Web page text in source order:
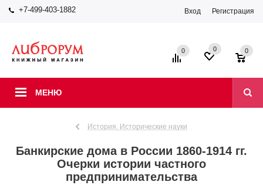
+7-499-403-1882 Вход Регистрация
МЕНЮ
0 0 0
История. Исторические науки
Банкирские дома в России 1860-1914 гг.
Очерки истории частного
предпринимательства